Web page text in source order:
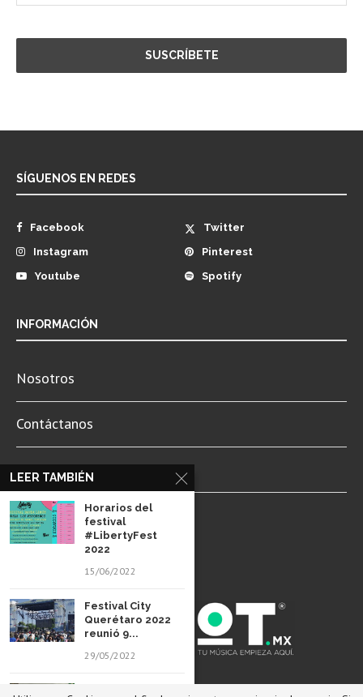
SÍGUENOS EN REDES
Facebook
Twitter
Instagram
Pinterest
INFORMACIÓN
Nosotros
Contáctanos
Newsletter
Aviso de Privacidad
LEER TAMBIÉN
Horarios del
festival
#LibertyFest
2022
15/06/2022
Festival City
Querétaro 2022
reunió 9...
29/05/2022